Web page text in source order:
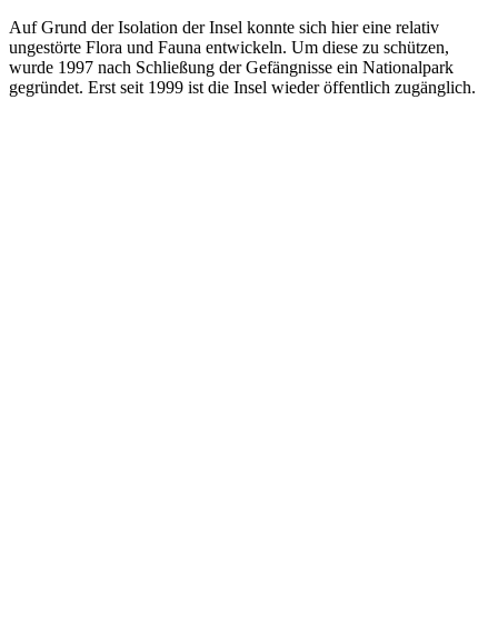
Auf Grund der Isolation der Insel konnte sich hier eine relativ
ungestörte Flora und Fauna entwickeln. Um diese zu schützen,
wurde 1997 nach Schließung der Gefängnisse ein Nationalpark
gegründet. Erst seit 1999 ist die Insel wieder öffentlich zugänglich.